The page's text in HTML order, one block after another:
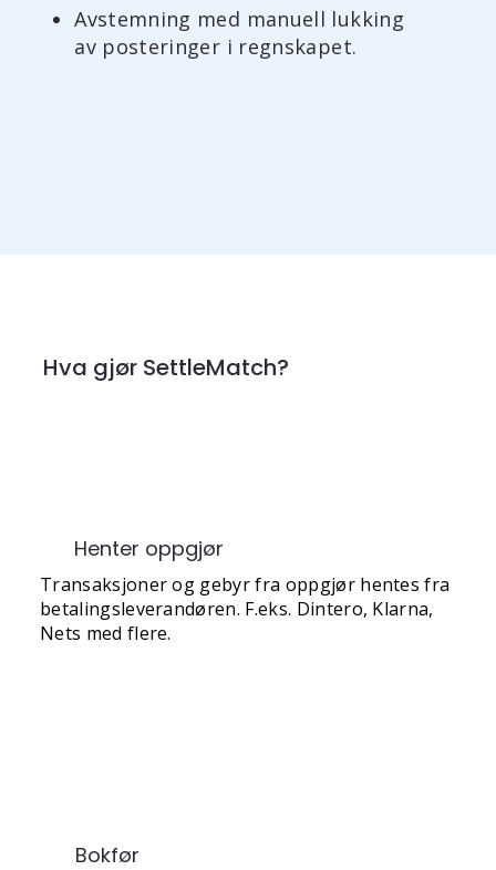
Avstemning med manuell lukking
av posteringer i regnskapet.
Hva gjør SettleMatch?
Bokfør
Henter oppgjør
Transaksjoner og gebyr fra oppgjør hentes fra
betalingsleverandøren. F.eks. Dintero, Klarna,
Nets med flere.